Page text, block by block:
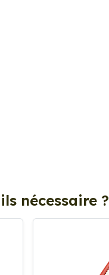
nécessaire ?